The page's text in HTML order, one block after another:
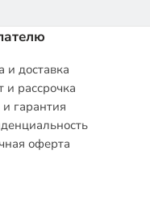
и доставка
и рассрочка
гарантия
оферта